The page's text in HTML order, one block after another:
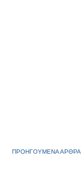
ΠΡΟΗΓΟΥΜΕΝΑ ΑΡΘΡΑ